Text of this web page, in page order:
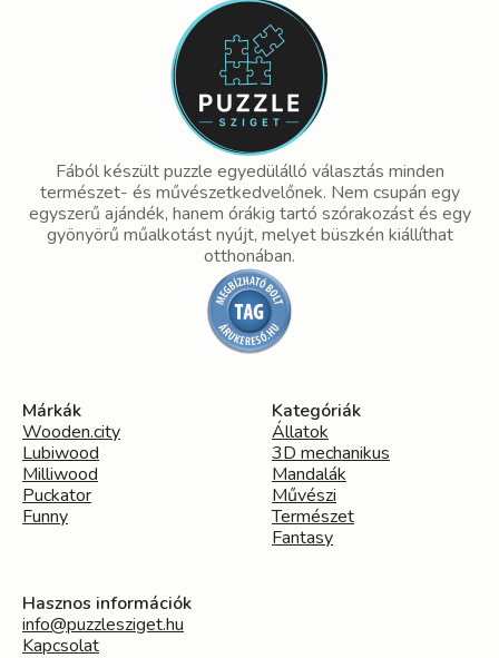
Fából készült puzzle egyedülálló választás minden
természet- és művészetkedvelőnek. Nem csupán egy
egyszerű ajándék, hanem órákig tartó szórakozást és egy
gyönyörű műalkotást nyújt, melyet büszkén kiállíthat
otthonában.
Márkák
Wooden.city
Lubiwood
Milliwood
Puckator
Funny
Kategóriák
Állatok
3D mechanikus
Mandalák
Művészi
Természet
Fantasy
Hasznos információk
info@puzzlesziget.hu
Kapcsolat